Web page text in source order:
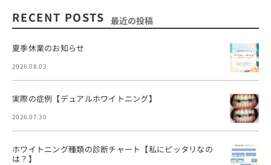
RECENT POSTS 最近の投稿
夏季休業のお知らせ
2026.08.03
実際の症例【デュアルホワイトニング】
2026.07.30
ホワイトニング種類の診断チャート【私にピッタリなの
は？】